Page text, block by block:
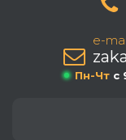
e-
Пн-Чт c